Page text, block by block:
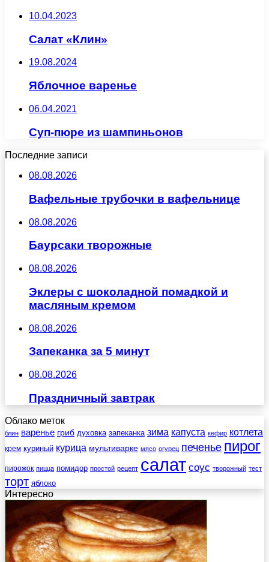
10.04.2023
Салат «Клин»
19.08.2024
Яблочное варенье
06.04.2021
Суп-пюре из шампиньонов
Последние записи
08.08.2026
Вафельные трубочки в вафельнице
08.08.2026
Баурсаки творожные
08.08.2026
Эклеры с шоколадной помадкой и
масляным кремом
08.08.2026
Запеканка за 5 минут
08.08.2026
Праздничный завтрак
Облако меток
блин варенье гриб духовка запеканка зима капуста кефир котлета
крем куриный курица мультиварке мясо огурец печенье пирог
пирожок пицца помидор простой рецепт салат соус творожный тест
торт яблоко
Интересно